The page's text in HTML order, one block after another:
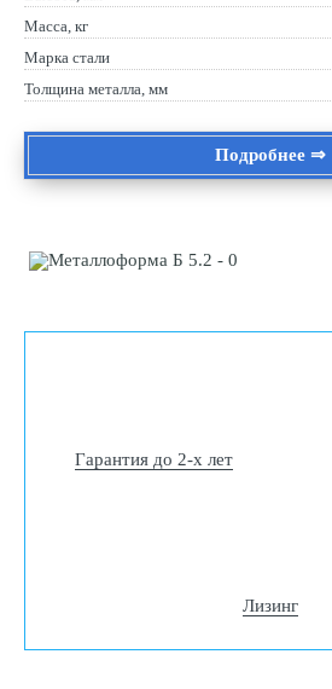
Масса, кг
Марка стали
Толщина металла, мм
Подробнее ⇒
Гарантия до 2-х лет
Лизинг